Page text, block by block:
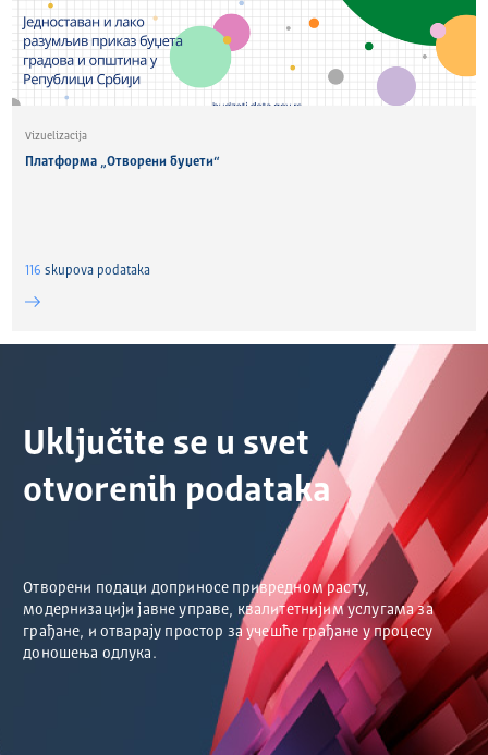
Vizuelizacija
Платформа „Отворени буџети“
116 skupova podataka
Uključite se u svet
otvorenih podataka
Отворени подаци доприносе привредном расту,
модернизацији јавне управе, квалитетнијим услугама за
грађане, и отварају простор за учешће грађане у процесу
доношења одлука.